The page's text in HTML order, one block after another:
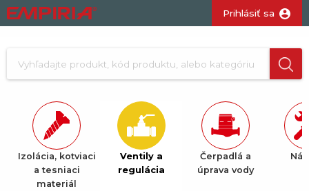
Prihlásiť sa
Izolácia, kotviaci
a tesniaci
materiál
Ventily a
regulácia
Čerpadlá a
úprava vody